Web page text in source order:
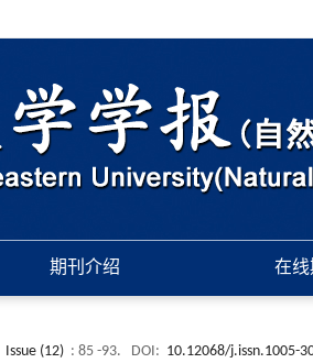
期刊介绍 在线
Issue (12) : 85 -93. DOI: 10.12068/j.issn.1005-